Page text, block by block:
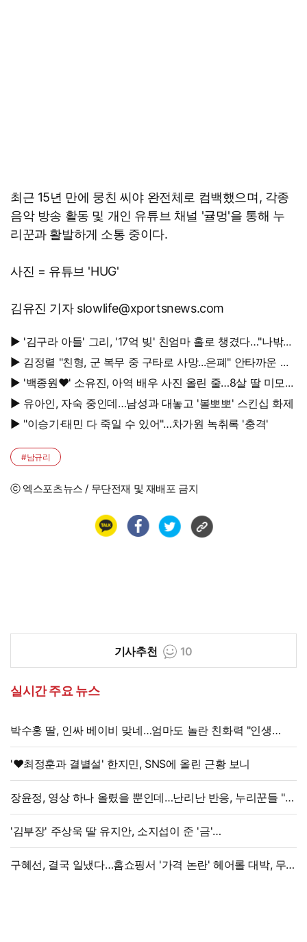
최근 15년 만에 뭉친 씨야 완전체로 컴백했으며, 각종
음악 방송 활동 및 개인 유튜브 채널 '귤멍'을 통해 누
리꾼과 활발하게 소통 중이다.
사진 = 유튜브 'HUG'
김유진 기자 slowlife@xportsnews.com
▶ '김구라 아들' 그리, '17억 빚' 친엄마 홀로 챙겼다…"나밖에
없어, 연락 꾸준히 하는 중"
▶ 김정렬 "친형, 군 복무 중 구타로 사망...은폐" 안타까운 가
족사
▶ '백종원♥' 소유진, 아역 배우 사진 올린 줄…8살 딸 미모
대박, 연예인 시켜도 되겠어
▶ 유아인, 자숙 중인데…남성과 대놓고 '볼뽀뽀' 스킨십 화제
▶ "이승기·태민 다 죽일 수 있어"…차가원 녹취록 '충격'
#남규리
ⓒ 엑스포츠뉴스 / 무단전재 및 재배포 금지
기사추천 10
실시간 주요 뉴스
박수홍 딸, 인싸 베이비 맞네…엄마도 놀란 친화력 "인생
N회차"
'♥최정훈과 결별설' 한지민, SNS에 올린 근황 보니
장윤정, 영상 하나 올렸을 뿐인데…난리난 반응, 누리꾼들 "더
예뻐졌네요" 술렁
'김부장' 주상욱 딸 유지안, 소지섭이 준 '금'
방치했다…"비누인 줄"
구혜선, 결국 일냈다…홈쇼핑서 '가격 논란' 헤어롤 대박, 무려